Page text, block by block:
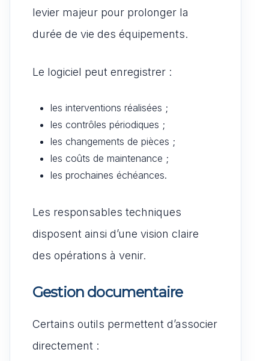
levier majeur pour prolonger la
durée de vie des équipements.
Le logiciel peut enregistrer :
les interventions réalisées ;
les contrôles périodiques ;
les changements de pièces ;
les coûts de maintenance ;
les prochaines échéances.
Les responsables techniques
disposent ainsi d’une vision claire
des opérations à venir.
Gestion documentaire
Certains outils permettent d’associer
directement :